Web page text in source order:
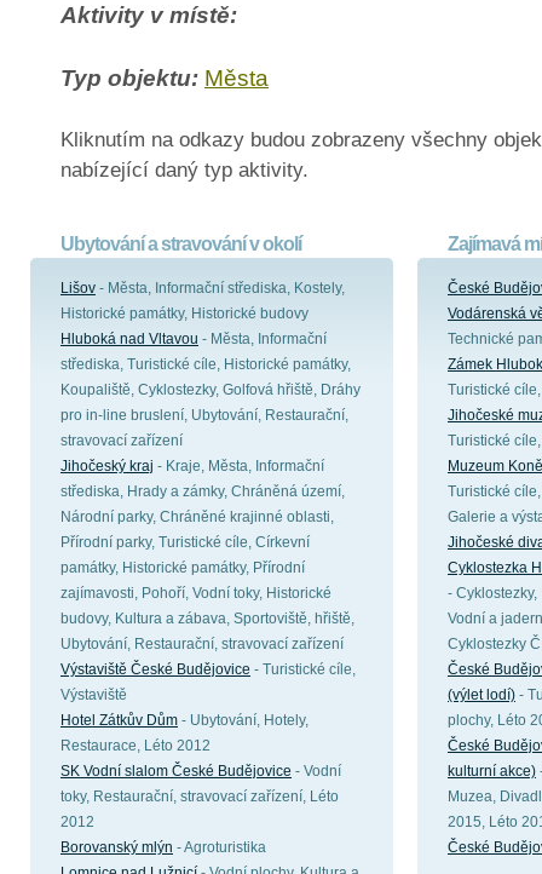
Aktivity v místě:
Typ objektu: Města
Kliknutím na odkazy budou zobrazeny všechny
nabízející daný typ aktivity.
Ubytování a stravování v okolí
Lišov - Města, Informační střediska, Kostely,
Historické památky, Historické budovy
Hluboká nad Vltavou - Města, Informační
střediska, Turistické cíle, Historické památky,
Koupaliště, Cyklostezky, Golfová hřiště, Dráhy
pro in-line bruslení, Ubytování, Restaurační,
stravovací zařízení
Jihočeský kraj - Kraje, Města, Informační
střediska, Hrady a zámky, Chráněná území,
Národní parky, Chráněné krajinné oblasti,
Přírodní parky, Turistické cíle, Církevní
památky, Historické památky, Přírodní
zajímavosti, Pohoří, Vodní toky, Historické
budovy, Kultura a zábava, Sportoviště, hřiště,
Ubytování, Restaurační, stravovací zařízení
Výstaviště České Budějovice - Turistické cíle,
Výstaviště
Hotel Zátkův Dům - Ubytování, Hotely,
Restaurace, Léto 2012
SK Vodní slalom České Budějovice - Vodní
toky, Restaurační, stravovací zařízení, Léto
2012
Borovanský mlýn - Agroturistika
Zajímavá
České
Vodárenská
Technické
Zámek
Turistické
Jihočeské
Turistické
Muzeum
Turistické
Galerie a
Jihočeské
Cyklostezka
-
Vodní a
Cyklostezky
České
(výlet lodí) -
plochy, Léto
České
kulturní akce)
Muzea,
2015, Léto
České